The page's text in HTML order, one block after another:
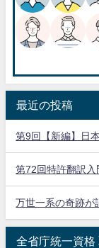
最近の投稿
第9回【新編】日
第72回特許翻訳入
万世一系の奇跡が
全省庁統一資格